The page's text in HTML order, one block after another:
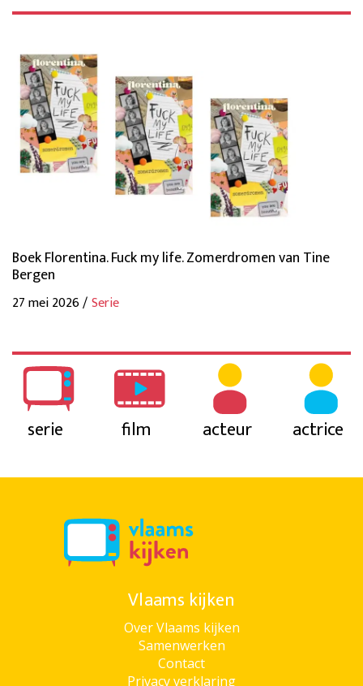
Boek Florentina. Fuck my life. Zomerdromen van Tine
Bergen
27 mei 2026 /Serie
serie film acteur actrice
Vlaams kijken
Over Vlaams kijken
Samenwerken
Contact
Privacy verklaring